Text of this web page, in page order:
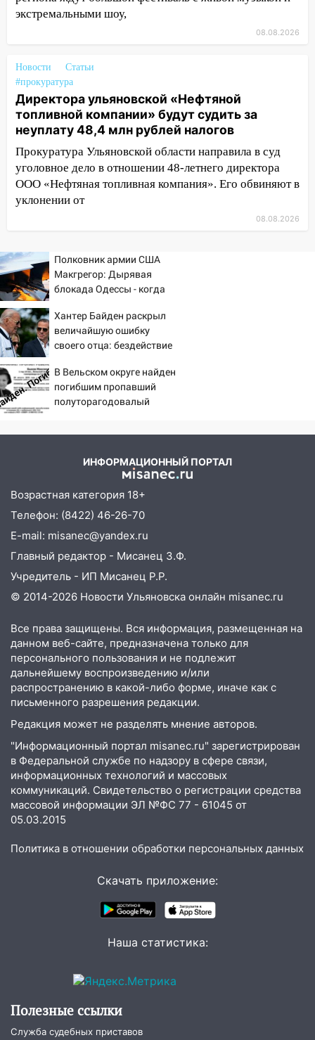
сохранятся 9 августа
Трижды «брал в долг» без спроса:
знакомого 191 тысячу рублей
13:14 Ураган оторвал светофор на
проспекте Филатова в Ульяновске
13:12 Дерево пробило крышу дома на
Новгородской в Ульяновске и рухнуло
на электрощит
13:10 В Заволжском районе дерево
сорванные крыши, поваленные деревья,
затопленные улицы и остановившиеся
трамваи
12:17
Ульяновск накрыл крупный град:
после ливня город снова уходит под
воду
12:12
Прокуратура взяла на контроль
ДТП с шестилетним ребёнком на улице
Федерации
шестилетнего ребёнка на улице
Федерации: возбуждено уголовное дело
В Ульяновске ищут 37-летнего
мужчину, пропавшего ещё 19 июля
10:30 От мотофристайла до прогулки с
хаски: куда сходить в Ульяновской
области 8–9 августа
10:11 Директора ульяновской
«Нефтяной топливной компании» будут
налогов
09:28 Дети на дорогах: пострадали
велосипедисты, мотоциклисты и
пешеходы. Обзор крупных аварий в
Ульяновской области
08:30
Поджог со свечой, 16 сгоревших
домов и выстрел за водку
07:50 Какая погоды будет днем 8
августа
06:45
Императорский мост в
Ульяновске останется закрытым до
на 8 августа — кому повезет с
В Ульяновской области объявили
ракетную опасность: звучат сирены
купить тракторы с отсрочкой платежа
до декабря
экстремальными шоу,
08.08.2026
Новости
Статьи
#прокуратура
Директора ульяновской «Нефтяной
топливной компании» будут судить за
неуплату 48,4 млн рублей налогов
Прокуратура Ульяновской области направила в суд
уголовное дело в отношении 48-летнего директора
ООО «Нефтяная топливная компания». Его обвиняют в
уклонении от
08.08.2026
Полковник армии США
Макгрегор: Дырявая
блокада Одессы - когда
России за это полетят
головы?
Хантер Байден раскрыл
величайшую ошибку
своего отца: бездействие
В Вельском округе найден
погибшим пропавший
полуторагодовалый
ИНФОРМАЦИОННЫЙ ПОРТАЛ
Возрастная категория 18+
Телефон: (8422) 46-26-70
E-mail: misanec@yandex.ru
Главный редактор - Мисанец З.Ф.
Учредитель - ИП Мисанец Р.Р.
© 2014-2026 Новости Ульяновска онлайн misanec.ru
Все права защищены. Вся информация, размещенная на
данном веб-сайте, предназначена только для
персонального пользования и не подлежит
дальнейшему воспроизведению и/или
распространению в какой-либо форме, иначе как с
письменного разрешения редакции.
Редакция может не разделять мнение авторов.
"Информационный портал misanec.ru" зарегистрирован
в Федеральной службе по надзору в сфере связи,
информационных технологий и массовых
коммуникаций. Свидетельство о регистрации средства
массовой информации ЭЛ №ФС 77 - 61045 от
05.03.2015
Политика в отношении обработки персональных данных
Скачать приложение:
Наша статистика:
Полезные ссылки
Служба судебных приставов